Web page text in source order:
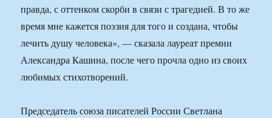
правда, с оттенком скорби в связи с трагедией. В то же
время мне кажется поэзия для того и создана, чтобы
лечить душу человека», — сказала лауреат премии
Александра Кашина, после чего прочла одно из своих
любимых стихотворений.
Председатель союза писателей России Светлана